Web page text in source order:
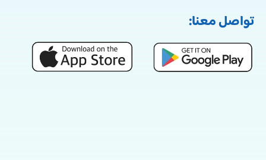
تواصل معنا: